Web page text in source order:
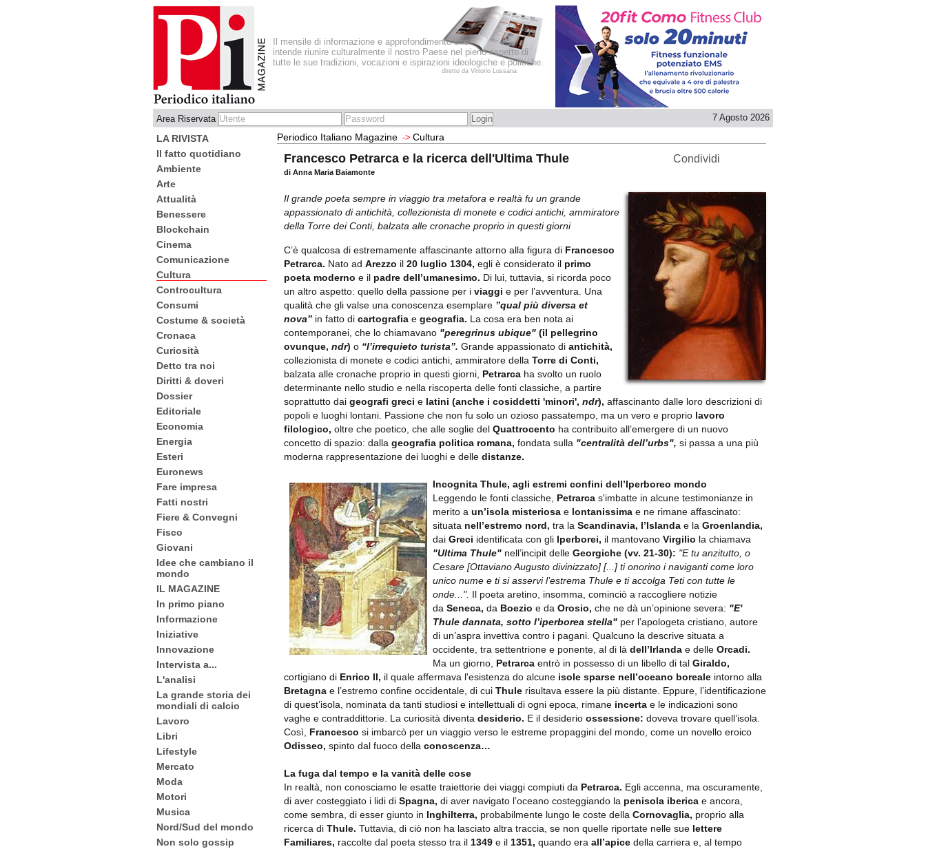
Il mensile di informazione e approfondimento che
intende riunire culturalmente il nostro Paese nel pieno rispetto di
tutte le sue tradizioni, vocazioni e ispirazioni ideologiche e politiche.
diretto da Vittorio Lussana
Area Riservata 7 Agosto 2026
LA RIVISTA
Il fatto quotidiano
Ambiente
Arte
Attualità
Benessere
Blockchain
Cinema
Comunicazione
Cultura
Controcultura
Consumi
Costume & società
Cronaca
Curiosità
Detto tra noi
Diritti & doveri
Dossier
Editoriale
Economia
Energia
Esteri
Euronews
Fare impresa
Fatti nostri
Fiere & Convegni
Fisco
Giovani
Idee che cambiano il
mondo
IL MAGAZINE
In primo piano
Informazione
Iniziative
Innovazione
Intervista a...
L'analisi
La grande storia dei
mondiali di calcio
Lavoro
Libri
Lifestyle
Mercato
Moda
Motori
Musica
Nord/Sud del mondo
Non solo gossip
Periodico Italiano Magazine -> Cultura
Francesco Petrarca e la ricerca dell'Ultima Thule
di Anna Maria Baiamonte
Condividi
Il grande poeta sempre in viaggio tra metafora e realtà fu un grande
appassionato di antichità, collezionista di monete e codici antichi, ammiratore
della Torre dei Conti, balzata alle cronache proprio in questi giorni
C’è qualcosa di estremamente affascinante attorno alla figura di Francesco
Petrarca. Nato ad Arezzo il 20 luglio 1304, egli è considerato il primo
poeta moderno e il padre dell’umanesimo. Di lui, tuttavia, si ricorda poco
un altro aspetto: quello della passione per i viaggi e per l’avventura. Una
qualità che gli valse una conoscenza esemplare ”qual più diversa et
nova” in fatto di cartografia e geografia. La cosa era ben nota ai
contemporanei, che lo chiamavano "peregrinus ubique" (il pellegrino
ovunque, ndr) o “l’irrequieto turista”. Grande appassionato di antichità,
collezionista di monete e codici antichi, ammiratore della Torre di Conti,
balzata alle cronache proprio in questi giorni, Petrarca ha svolto un ruolo
determinante nello studio e nella riscoperta delle fonti classiche, a partire
soprattutto dai geografi greci e latini (anche i cosiddetti 'minori', ndr), affascinanto dalle loro descrizioni di
popoli e luoghi lontani. Passione che non fu solo un ozioso passatempo, ma un vero e proprio lavoro
filologico, oltre che poetico, che alle soglie del Quattrocento ha contribuito all’emergere di un nuovo
concetto di spazio: dalla geografia politica romana, fondata sulla "centralità dell’urbs", si passa a una più
moderna rappresentazione dei luoghi e delle distanze.
Incognita Thule, agli estremi confini dell’Iperboreo mondo
Leggendo le fonti classiche, Petrarca s'imbatte in alcune testimonianze in
merito a un’isola misteriosa e lontanissima e ne rimane affascinato:
situata nell’estremo nord, tra la Scandinavia, l’Islanda e la Groenlandia,
dai Greci identificata con gli Iperborei, il mantovano Virgilio la chiamava
"Ultima Thule" nell’incipit delle Georgiche (vv. 21-30): "E tu anzitutto, o
Cesare [Ottaviano Augusto divinizzato] [...] ti onorino i naviganti come loro
unico nume e ti si asservi l’estrema Thule e ti accolga Teti con tutte le
onde...". Il poeta aretino, insomma, cominciò a raccogliere notizie
da Seneca, da Boezio e da Orosio, che ne dà un’opinione severa: "E'
Thule dannata, sotto l’iperborea stella" per l’apologeta cristiano, autore
di un’aspra invettiva contro i pagani. Qualcuno la descrive situata a
occidente, tra settentrione e ponente, al di là dell’Irlanda e delle Orcadi.
Ma un giorno, Petrarca entrò in possesso di un libello di tal Giraldo,
cortigiano di Enrico II, il quale affermava l'esistenza do alcune isole sparse nell’oceano boreale intorno alla
Bretagna e l’estremo confine occidentale, di cui Thule risultava essere la più distante. Eppure, l’identificazione
di quest’isola, nominata da tanti studiosi e intellettuali di ogni epoca, rimane incerta e le indicazioni sono
vaghe e contraddittorie. La curiosità diventa desiderio. E il desiderio ossessione: doveva trovare quell’isola.
Così, Francesco si imbarcò per un viaggio verso le estreme propaggini del mondo, come un novello eroico
Odisseo, spinto dal fuoco della conoscenza…
La fuga dal tempo e la vanità delle cose
In realtà, non conosciamo le esatte traiettorie dei viaggi compiuti da Petrarca. Egli accenna, ma oscuramente,
di aver costeggiato i lidi di Spagna, di aver navigato l’oceano costeggiando la penisola iberica e ancora,
come sembra, di esser giunto in Inghilterra, probabilmente lungo le coste della Cornovaglia, proprio alla
ricerca di Thule. Tuttavia, di ciò non ha lasciato altra traccia, se non quelle riportate nelle sue lettere
Familiares, raccolte dal poeta stesso tra il 1349 e il 1351, quando era all’apice della carriera e, al tempo